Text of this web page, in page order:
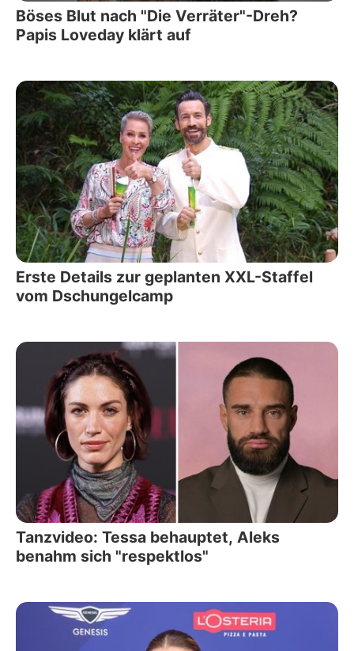
Böses Blut nach "Die Verräter"-Dreh?
Papis Loveday klärt auf
Erste Details zur geplanten XXL-Staffel
vom Dschungelcamp
Tanzvideo: Tessa behauptet, Aleks
benahm sich "respektlos"